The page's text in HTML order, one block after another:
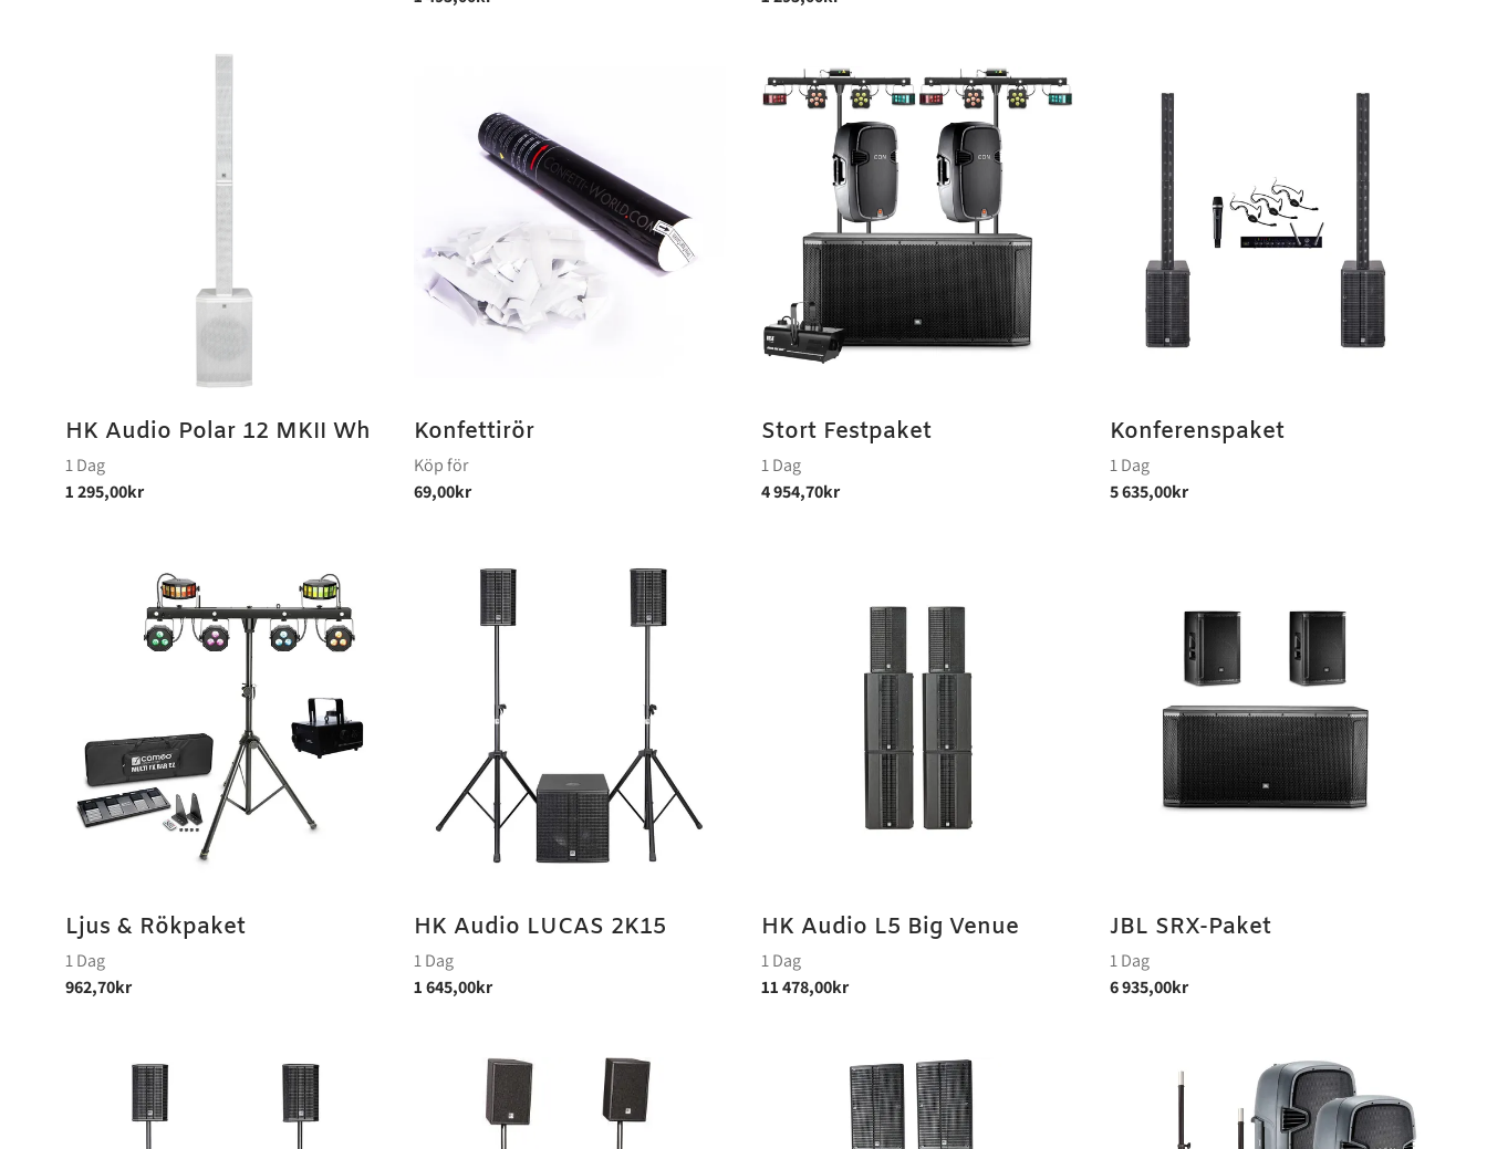
HK Audio Polar 12 MKII Wh Konfettirör Stort Festpaket Konferenspaket
Ljus & Rökpaket HK Audio LUCAS 2K15 HK Audio L5 Big Venue JBL SRX-Paket